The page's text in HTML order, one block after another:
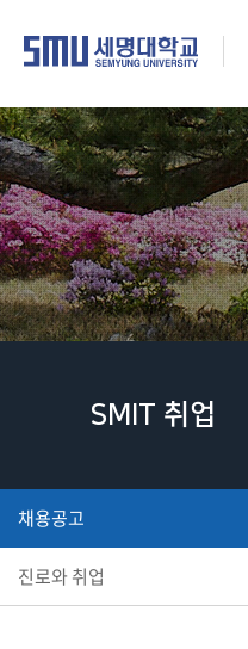
SMIT 취업
채용공고
진로와 취업